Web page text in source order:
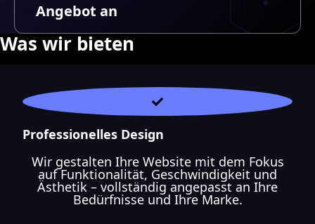
Angebot an
Was wir bieten
Professionelles Design
Wir gestalten Ihre Website mit dem Fokus
auf Funktionalität, Geschwindigkeit und
Ästhetik – vollständig angepasst an Ihre
Bedürfnisse und Ihre Marke.